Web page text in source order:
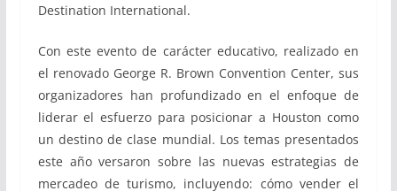
Destination International.
Con este evento de carácter educativo, realizado en
el renovado George R. Brown Convention Center, sus
organizadores han profundizado en el enfoque de
liderar el esfuerzo para posicionar a Houston como
un destino de clase mundial. Los temas presentados
este año versaron sobre las nuevas estrategias de
mercadeo de turismo, incluyendo: cómo vender el